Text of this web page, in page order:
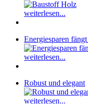
weiterlesen...
Energiesparen
weiterlesen...
Robust und elegant
weiterlesen...